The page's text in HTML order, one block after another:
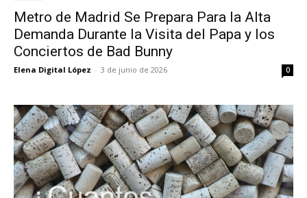
Metro de Madrid Se Prepara Para la Alta
Demanda Durante la Visita del Papa y los
Conciertos de Bad Bunny
Elena Digital López - 3 de junio de 2026 0